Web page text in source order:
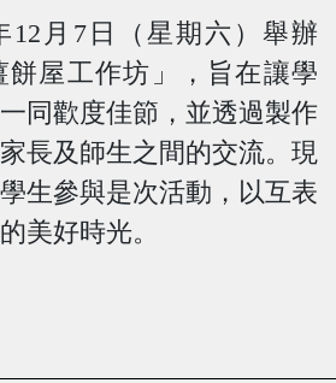
12 月 7日（星期六）舉辦
餅屋工作坊」，旨在讓學
同歡度佳節，並透過製作
長及師生之間的交流。現
生參與是次活動，以互表
美好時光。